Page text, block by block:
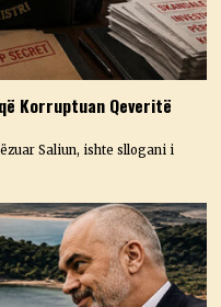
Korruptuan Qeveritë
Saliun, ishte sllogani i